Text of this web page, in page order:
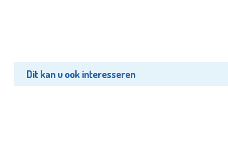
Dit kan u ook interesseren